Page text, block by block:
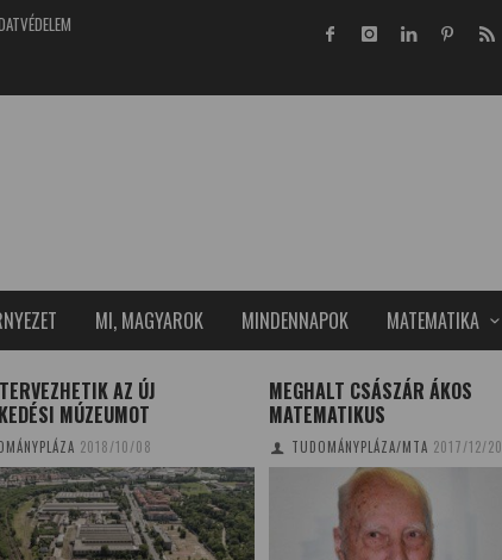
MI, MAGYAROK MINDENNAPOK MATEMATIKA
AZ ÚJ
MÚZEUMOT
2018/10/08
MEGHALT CSÁSZÁR ÁKOS
MATEMATIKUS
TUDOMÁNYPLÁZA/MTA 2017/12/20